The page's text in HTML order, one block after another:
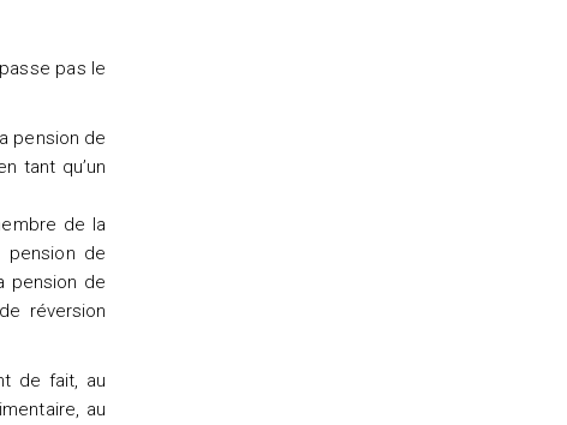
pas le
pension de
tant qu’un
de la
pension de
pension de
réversion
de fait, au
au